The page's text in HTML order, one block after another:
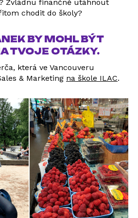
Zvládnu finančně utáhnout
chodit do školy?
BY MOHL BÝT
TVOJE OTÁZKY.
která ve Vancouveru
& Marketing na škole ILAC.